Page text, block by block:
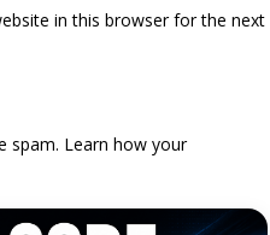
in this browser for the next
spam. Learn how your